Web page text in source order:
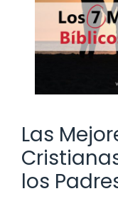
Las
los